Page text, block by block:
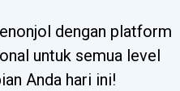
dengan platform
untuk semua level
Anda hari ini!